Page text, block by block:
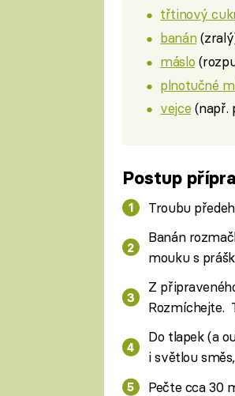
třtinový
banán
máslo
plnotučné
vejce (např.
Postup
Troubu
Banán
mouku s
Z
Rozmíchejte.
Do tlapek (a
i světlou
Pečte cca 30